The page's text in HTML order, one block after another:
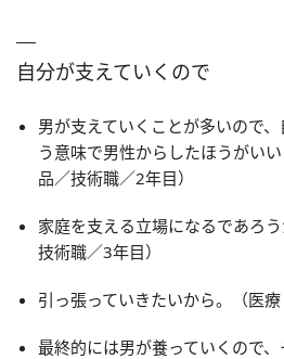
自分が支えていくので
男が支えていくことが多いので
う意味で男性からしたほうがい
品／技術職／2年目）
家庭を支える立場になるであろ
技術職／3年目）
引っ張っていきたいから。（医療
最終的には男が養っていくので